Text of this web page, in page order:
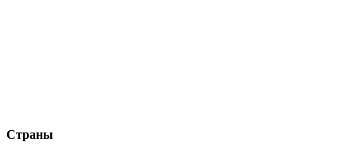
Страны